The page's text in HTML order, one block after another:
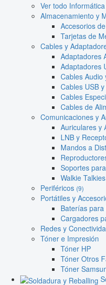
Ver todo
Almacenamiento y
Accesorios
Tarjetas de
Cables y
Adaptadores
Adaptadores
Cables Audio
Cables USB
Cables
Cables de
Comunicaciones y
Auriculares y
LNB y
Mandos a
Soportes
Walkie
Periféricos (9)
Portátiles y
Baterías
Cargadores
Redes y
Tóner e Impresión
Tóner HP
Tóner Otros
Tóner